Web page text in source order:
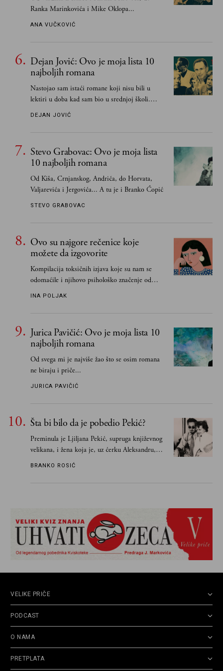
Ranka Marinkovića i Mike Oklopa...
ANA VUČKOVIĆ
Dejan Jović: Ovo je moja lista 10
najboljih romana
Nastojao sam istaći romane koji nisu bili u
lektiri u doba kad sam bio u srednjoj školi.
Smatrao sam da su "klasici" već dovoljno
DEJAN JOVIĆ
Stevo Grabovac: Ovo je moja lista
10 najboljih romana
Od Kiša, Crnjanskog, Andrića, do Horvata,
Valjarevića i Jergovića... A tu je i Branko Ćopić
STEVO GRABOVAC
Ovo su najgore rečenice koje
možete da izgovorite
Kompilacija toksičnih izjava koje su nam se
odomaćile i njihovo psihološko značenje od
INA POLJAK
Jurica Pavičić: Ovo je moja lista 10
najboljih romana
Od svega mi je najviše žao što se osim romana
ne biraju i priče...
JURICA PAVIČIĆ
Šta bi bilo da je pobedio Pekić?
Preminula je Ljiljana Pekić, supruga književnog
velikana, i žena koja je, uz ćerku Aleksandru,
vodila računa o zaostavštini pisca. Ovu priču o
BRANKO ROSIĆ
VELIKE PRIČE
PODCAST
O NAMA
PRETPLATA